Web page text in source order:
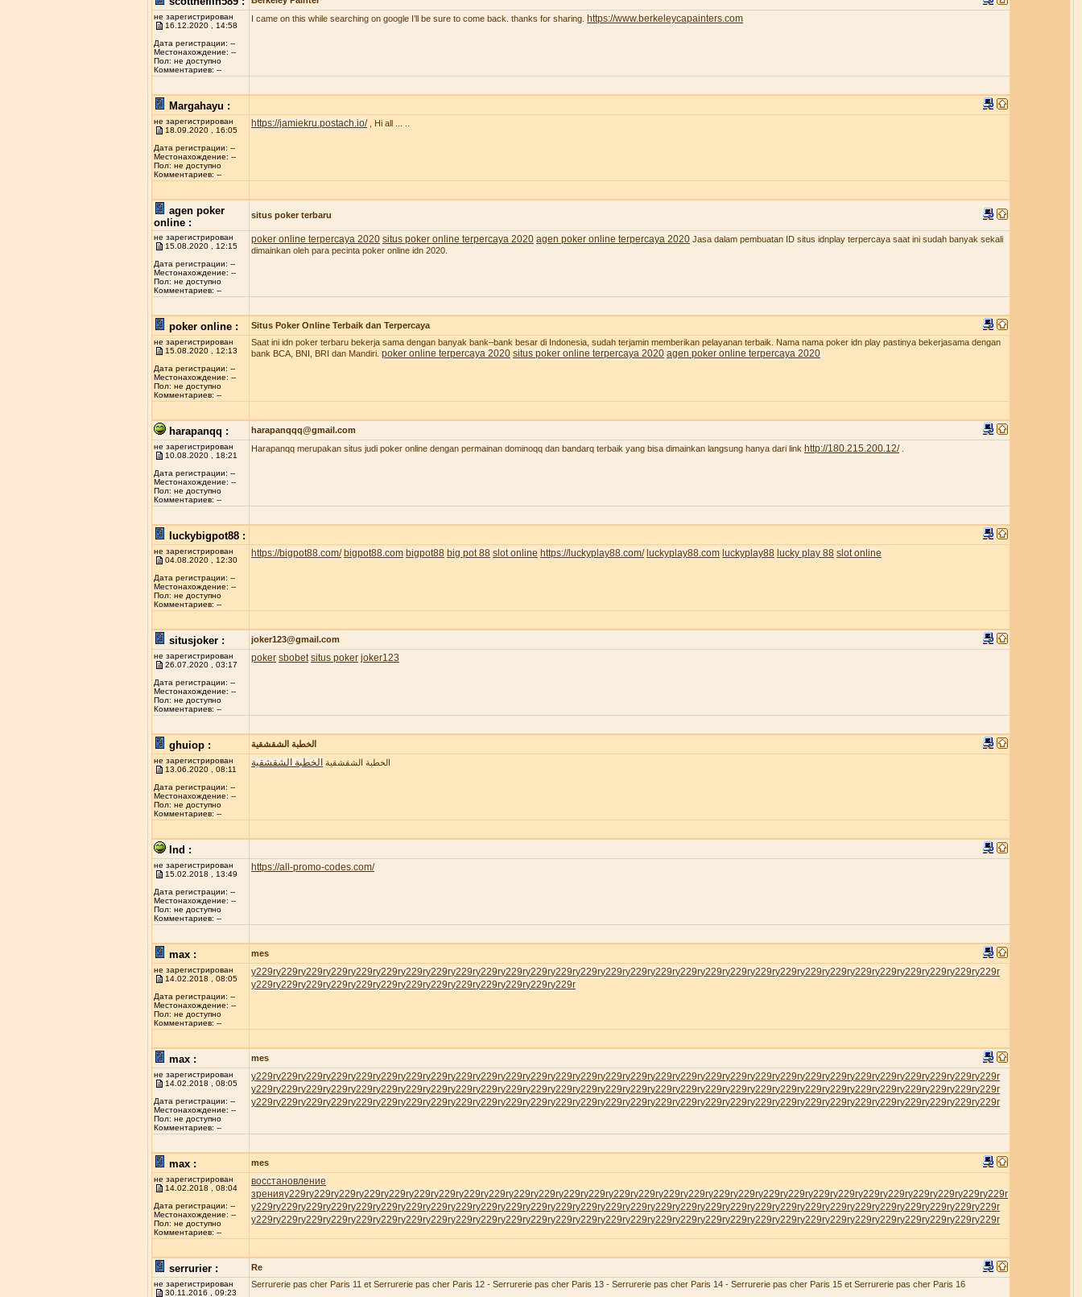
не зарегистрирован
16.12.2020 , 14:58
Дата регистрации: --
Местонахождение: --
Пол: не доступно
Комментариев: --
I came on this while searching on google I’ll be sure to come back. thanks for sharing. https://www.berkeleycapainters.com
Margahayu :
не зарегистрирован
18.09.2020 , 16:05
Дата регистрации: --
Местонахождение: --
Пол: не доступно
Комментариев: --
https://jamiekru.postach.io/, Hi all ... ..
agen poker
online :
situs poker terbaru
не зарегистрирован
15.08.2020 , 12:15
Дата регистрации: --
Местонахождение: --
Пол: не доступно
Комментариев: --
poker online terpercaya 2020 situs poker online terpercaya 2020 agen poker online terpercaya 2020 Jasa dalam pembuatan ID situs idnplay terpercaya saat ini sudah banyak sekali
dimainkan oleh para pecinta poker online idn 2020.
poker online : Situs Poker Online Terbaik dan Terpercaya
не зарегистрирован
15.08.2020 , 12:13
Дата регистрации: --
Местонахождение: --
Пол: не доступно
Комментариев: --
Saat ini idn poker terbaru bekerja sama dengan banyak bank–bank besar di Indonesia, sudah terjamin memberikan pelayanan terbaik. Nama nama poker idn play pastinya bekerjasama dengan
bank BCA, BNI, BRI dan Mandiri. poker online terpercaya 2020 situs poker online terpercaya 2020 agen poker online terpercaya 2020
harapanqq : harapanqqq@gmail.com
не зарегистрирован
10.08.2020 , 18:21
Дата регистрации: --
Местонахождение: --
Пол: не доступно
Комментариев: --
Harapanqq merupakan situs judi poker online dengan permainan dominoqq dan bandarq terbaik yang bisa dimainkan langsung hanya dari link http://180.215.200.12/.
luckybigpot88 :
не зарегистрирован
04.08.2020 , 12:30
Дата регистрации: --
Местонахождение: --
Пол: не доступно
Комментариев: --
https://bigpot88.com/ bigpot88.com bigpot88 big pot 88 slot online https://luckyplay88.com/ luckyplay88.com luckyplay88 lucky play 88 slot online
situsjoker : joker123@gmail.com
не зарегистрирован
26.07.2020 , 03:17
Дата регистрации: --
Местонахождение: --
Пол: не доступно
Комментариев: --
poker sbobet situs poker joker123
ghuiop : الخطبة الشقشقية
не зарегистрирован
13.06.2020 , 08:11
Дата регистрации: --
Местонахождение: --
Пол: не доступно
Комментариев: --
الخطبة الشقشقية الخطبة الشقشقية
lnd :
не зарегистрирован
15.02.2018 , 13:49
Дата регистрации: --
Местонахождение: --
Пол: не доступно
Комментариев: --
https://all-promo-codes.com/
max : mes
не зарегистрирован
14.02.2018 , 08:05
Дата регистрации: --
Местонахождение: --
Пол: не доступно
Комментариев: --
у229rу229rу229rу229rу229rу229rу229rу229rу229rу229rу229rу229rу229rу229rу229rу229rу229rу229rу229rу229rу229rу229rу229rу229rу229rу229rу229rу229rу229rу229r
у229rу229rу229rу229rу229rу229rу229rу229rу229rу229rу229rу229rу229r
max : mes
не зарегистрирован
14.02.2018 , 08:05
Дата регистрации: --
Местонахождение: --
Пол: не доступно
Комментариев: --
у229rу229rу229rу229rу229rу229rу229rу229rу229rу229rу229rу229rу229rу229rу229rу229rу229rу229rу229rу229rу229rу229rу229rу229rу229rу229rу229rу229rу229rу229r
у229rу229rу229rу229rу229rу229rу229rу229rу229rу229rу229rу229rу229rу229rу229rу229rу229rу229rу229rу229rу229rу229rу229rу229rу229rу229rу229rу229rу229rу229r
у229rу229rу229rу229rу229rу229rу229rу229rу229rу229rу229rу229rу229rу229rу229rу229rу229rу229rу229rу229rу229rу229rу229rу229rу229rу229rу229rу229rу229rу229r
max : mes
не зарегистрирован
14.02.2018 , 08:04
Дата регистрации: --
Местонахождение: --
Пол: не доступно
Комментариев: --
восстановление
зренияу229rу229rу229rу229rу229rу229rу229rу229rу229rу229rу229rу229rу229rу229rу229rу229rу229rу229rу229rу229rу229rу229rу229rу229rу229rу229rу229rу229rу229r
у229rу229rу229rу229rу229rу229rу229rу229rу229rу229rу229rу229rу229rу229rу229rу229rу229rу229rу229rу229rу229rу229rу229rу229rу229rу229rу229rу229rу229rу229r
у229rу229rу229rу229rу229rу229rу229rу229rу229rу229rу229rу229rу229rу229rу229rу229rу229rу229rу229rу229rу229rу229rу229rу229rу229rу229rу229rу229rу229rу229r
serrurier : Re
не зарегистрирован
30.11.2016 , 09:23
Serrurerie pas cher Paris 11 et Serrurerie pas cher Paris 12 - Serrurerie pas cher Paris 13 - Serrurerie pas cher Paris 14 - Serrurerie pas cher Paris 15 et Serrurerie pas cher Paris 16